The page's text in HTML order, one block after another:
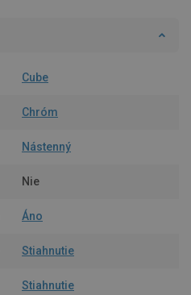
Cube
Chróm
Nástenný
Nie
Áno
Stiahnutie
Stiahnutie